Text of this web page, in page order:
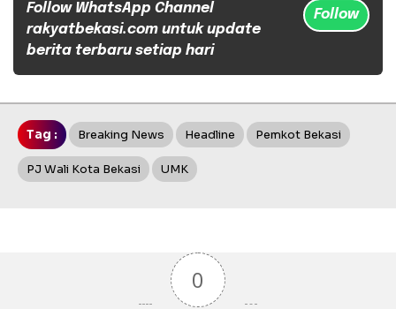
Follow WhatsApp Channel
rakyatbekasi.com untuk update
berita terbaru setiap hari
Follow
Tag : Breaking News Headline Pemkot Bekasi
PJ Wali Kota Bekasi UMK
0